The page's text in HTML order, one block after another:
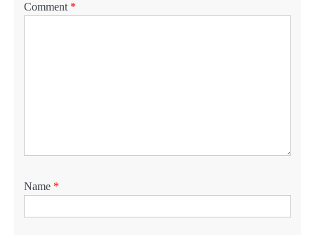
Comment *
Name *